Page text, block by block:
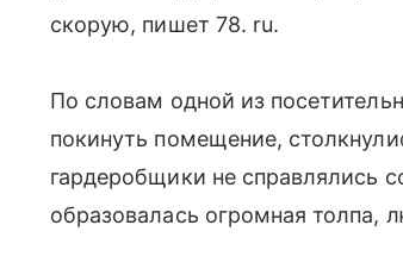
скорую, пишет 78. ru.
По словам одной из
покинуть помещение,
гардеробщики не справлялись
образовалась огромная толпа,